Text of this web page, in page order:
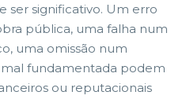
ser significativo. Um erro
pública, uma falha num
uma omissão num
fundamentada podem
ou reputacionais